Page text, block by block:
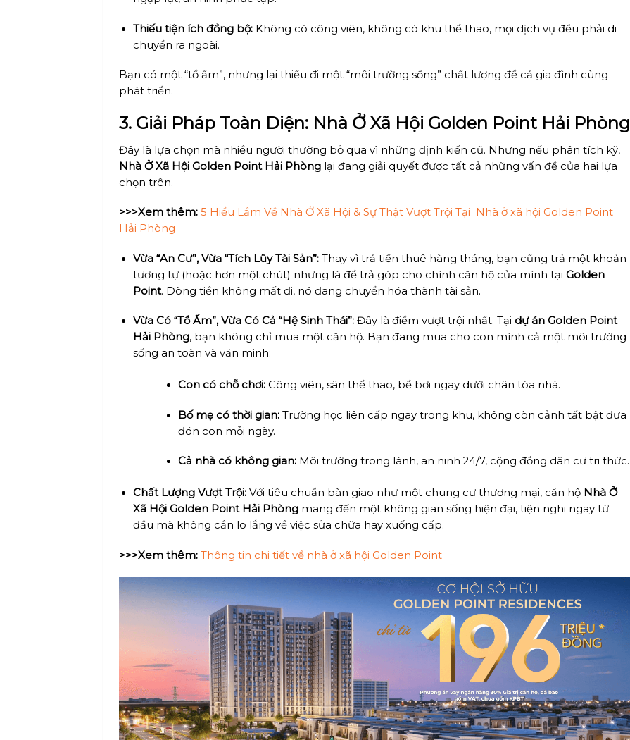
Thiếu tiện ích đồng bộ:Không có công viên, không có khu thể thao, mọi dịch vụ đều phải di
chuyển ra ngoài.
Bạn có một “tổ ấm”, nhưng lại thiếu đi một “môi trường sống” chất lượng để cả gia đình cùng
phát triển.
3. Giải Pháp Toàn Diện: Nhà Ở Xã Hội Golden Point Hải Phòng
Đây là lựa chọn mà nhiều người thường bỏ qua vì những định kiến cũ. Nhưng nếu phân tích kỹ,
Nhà Ở Xã Hội Golden Point Hải Phòng lại đang giải quyết được tất cả những vấn đề của hai lựa
chọn trên.
>>>Xem thêm: 5 Hiểu Lầm Về Nhà Ở Xã Hội & Sự Thật Vượt Trội Tại Nhà ở xã hội Golden Point
Hải Phòng
Vừa “An Cư”, Vừa “Tích Lũy Tài Sản”:Thay vì trả tiền thuê hàng tháng, bạn cũng trả một khoản
tương tự (hoặc hơn một chút) nhưng là để trả góp cho chính căn hộ của mình tại Golden
Point. Dòng tiền không mất đi, nó đang chuyển hóa thành tài sản.
Vừa Có “Tổ Ấm”, Vừa Có Cả “Hệ Sinh Thái”:Đây là điểm vượt trội nhất. Tại dự án Golden Point
Hải Phòng, bạn không chỉ mua một căn hộ. Bạn đang mua cho con mình cả một môi trường
sống an toàn và văn minh:
Con có chỗ chơi:Công viên, sân thể thao, bể bơi ngay dưới chân tòa nhà.
Bố mẹ có thời gian:Trường học liên cấp ngay trong khu, không còn cảnh tất bật đưa
đón con mỗi ngày.
Cả nhà có không gian:Môi trường trong lành, an ninh 24/7, cộng đồng dân cư tri thức.
Chất Lượng Vượt Trội:Với tiêu chuẩn bàn giao như một chung cư thương mại, căn hộ Nhà Ở
Xã Hội Golden Point Hải Phòngmang đến một không gian sống hiện đại, tiện nghi ngay từ
đầu mà không cần lo lắng về việc sửa chữa hay xuống cấp.
>>>Xem thêm: Thông tin chi tiết về nhà ở xã hội Golden Point